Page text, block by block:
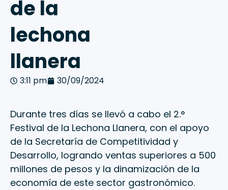
de la
lechona
llanera
3:11 pm 30/09/2024
Durante tres días se llevó a cabo el 2.°
Festival de la Lechona Llanera, con el apoyo
de la Secretaría de Competitividad y
Desarrollo, logrando ventas superiores a 500
millones de pesos y la dinamización de la
economía de este sector gastronómico.